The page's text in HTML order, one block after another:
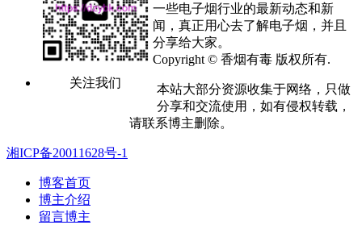
关注我们
一些电子烟行业的最新动态和新
闻，真正用心去了解电子烟，并且
分享给大家。
Copyright © 香烟有毒 版权所有.
本站大部分资源收集于网络，只做
分享和交流使用，如有侵权转载，
请联系博主删除。
湘ICP备20011628号-1
博客首页
博主介绍
留言博主